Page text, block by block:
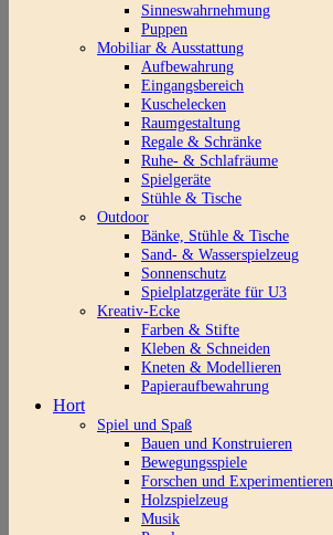
Sinneswahrnehmung
Puppen
Mobiliar & Ausstattung
Aufbewahrung
Eingangsbereich
Kuschelecken
Raumgestaltung
Regale & Schränke
Ruhe- & Schlafräume
Spielgeräte
Stühle & Tische
Outdoor
Bänke, Stühle & Tische
Sand- & Wasserspielzeug
Sonnenschutz
Spielplatzgeräte für U3
Kreativ-Ecke
Farben & Stifte
Kleben & Schneiden
Kneten & Modellieren
Papieraufbewahrung
Hort
Spiel und Spaß
Bauen und Konstruieren
Bewegungsspiele
Forschen und Experimentieren
Holzspielzeug
Musik